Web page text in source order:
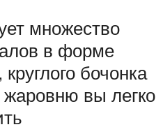
множество
в форме
бочонка
вы легко